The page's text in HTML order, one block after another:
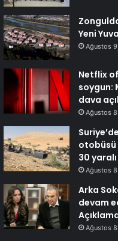
Yeni
Ağustos
Netflix
soygun:
dava
Ağustos
otobüsü
30 yaralı
Ağustos
Arka
devam
Ağustos